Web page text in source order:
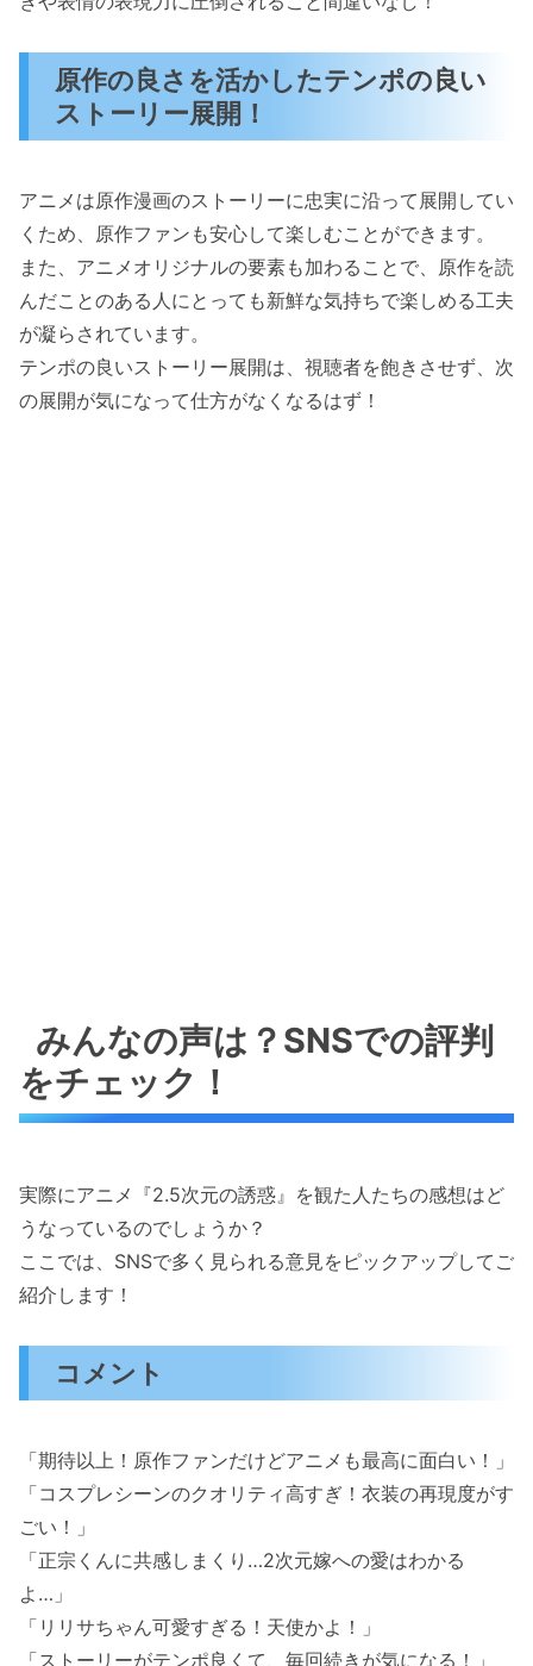
原作の良さを活かしたテンポの良い
ストーリー展開！
アニメは原作漫画のストーリーに忠実に沿って展開してい
くため、原作ファンも安心して楽しむことができます。
また、アニメオリジナルの要素も加わることで、原作を読
んだことのある人にとっても新鮮な気持ちで楽しめる工夫
が凝らされています。
テンポの良いストーリー展開は、視聴者を飽きさせず、次
の展開が気になって仕方がなくなるはず！
みんなの声は？SNSでの評判
をチェック！
実際にアニメ『2.5次元の誘惑』を観た人たちの感想はど
うなっているのでしょうか？
ここでは、SNSで多く見られる意見をピックアップしてご
紹介します！
コメント
「期待以上！原作ファンだけどアニメも最高に面白い！」
「コスプレシーンのクオリティ高すぎ！衣装の再現度がす
ごい！」
「正宗くんに共感しまくり…2次元嫁への愛はわかる
よ…」
「リリサちゃん可愛すぎる！天使かよ！」
「ストーリーがテンポ良くて、毎回続きが気になる！」